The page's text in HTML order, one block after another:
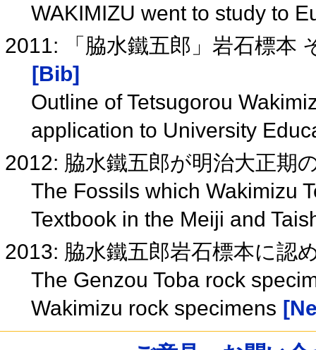
WAKIMIZU went to study to
2011: 「脇水鐵五郎」岩石標本
[Bib]
Outline of Tetsugorou
application to University
2012: 脇水鐵五郎が明治大正期
The Fossils which Wakimizu
Textbook in the Meiji and
2013: 脇水鐵五郎岩石標本に認
The Genzou Toba rock
Wakimizu rock specimens